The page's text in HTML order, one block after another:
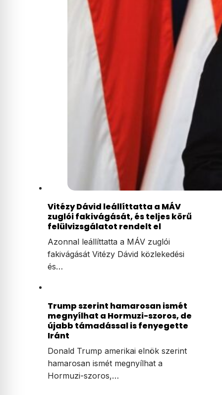
Vitézy Dávid leállíttatta a MÁV
zuglói fakivágását, és teljes körű
felülvizsgálatot rendelt el
Azonnal leállíttatta a MÁV zuglói
fakivágását Vitézy Dávid közlekedési
és…
Trump szerint hamarosan ismét
megnyílhat a Hormuzi-szoros, de
újabb támadással is fenyegette
Iránt
Donald Trump amerikai elnök szerint
hamarosan ismét megnyílhat a
Hormuzi-szoros,…